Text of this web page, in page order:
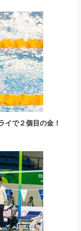
で２個目の金！